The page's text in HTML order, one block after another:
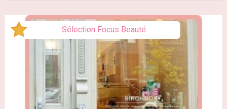
Sélection Focus Beauté